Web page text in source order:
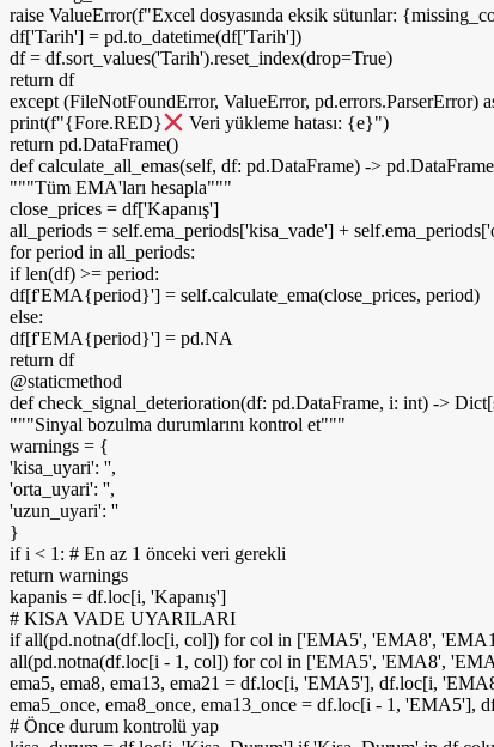
raise ValueError(f"Excel dosyasında eksik sütunlar:
df['Tarih'] = pd.to_datetime(df['Tarih'])
df = df.sort_values('Tarih').reset_index(drop=True)
return df
except (FileNotFoundError, ValueError, pd.errors.ParserError)
print(f"{Fore.RED} Veri yükleme hatası: {e}")
return pd.DataFrame()
def calculate_all_emas(self, df: pd.DataFrame) ->
"""Tüm EMA'ları hesapla"""
close_prices = df['Kapanış']
all_periods = self.ema_periods['kisa_vade'] + self.ema_periods[
forperiod in all_periods:
if len(df) >= period:
df[f'EMA{period}'] = self.calculate_ema(close_prices, period)
else:
df[f'EMA{period}'] = pd.NA
return df
@staticmethod
def check_signal_deterioration(df: pd.DataFrame, i: int) -> Dict[
"""Sinyal bozulma durumlarını kontrol et"""
warnings = {
'kisa_uyari': '',
'orta_uyari': '',
'uzun_uyari': ''
}
ifi < 1 : # En az 1 önceki veri gerekli
return warnings
kapanis = df.loc[i, 'Kapanış']
# KISA VADE UYARILARI
if all(pd.notna(df.loc[i, col]) forcol in ['EMA5', 'EMA8',
all(pd.notna(df.loc[i - 1 , col]) forcol in ['EMA5', 'EMA8',
ema5, ema8, ema13, ema21 = df.loc[i, 'EMA5'], df.loc[i,
ema5_once, ema8_once, ema13_once = df.loc[i - 1 , 'EMA5'],
# Önce durum kontrolü yap